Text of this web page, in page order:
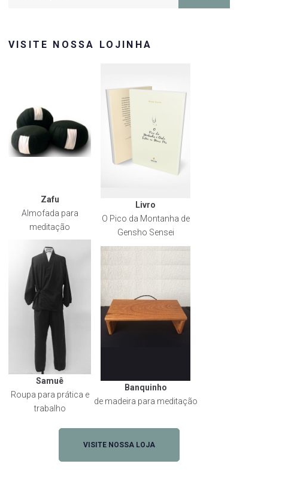
VISITE NOSSA LOJINHA
Zafu
Almofada para
meditação
Livro
O Pico da Montanha de
Gensho Sensei
Samuê
Roupa para prática e
trabalho
Banquinho
de madeira para meditação
VISITE NOSSA LOJA